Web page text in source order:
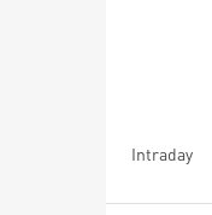
Intraday
seit